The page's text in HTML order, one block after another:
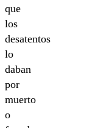
que
los
desatentos
lo
daban
por
muerto
o